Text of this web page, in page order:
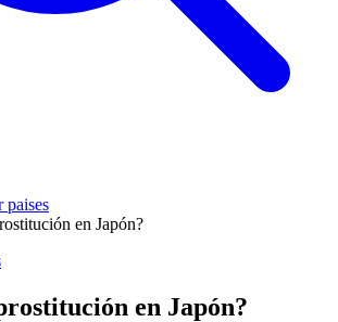
paises
en Japón?
en Japón?